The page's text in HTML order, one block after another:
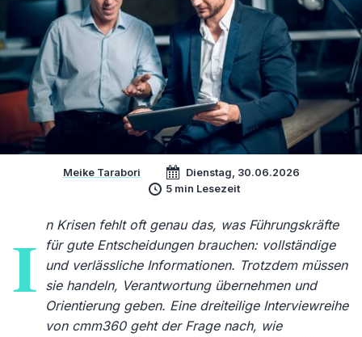
Meike Tarabori
Dienstag, 30.06.2026
5 min Lesezeit
I n Krisen fehlt oft genau das, was Führungskräfte
für gute Entscheidungen brauchen: vollständige
und verlässliche Informationen. Trotzdem müssen
sie handeln, Verantwortung übernehmen und
Orientierung geben. Eine dreiteilige Interviewreihe
von cmm360 geht der Frage nach, wie